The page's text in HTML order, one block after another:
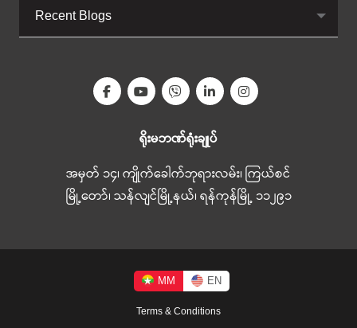
Recent Blogs
ရိုးမဘဏ်ရုံးချုပ်
အမှတ် ၁၄၊ ကျိုက်ခေါက်ဘုရားလမ်း၊ ကြယ်စင်
မြို့တော်၊ သန်လျင်မြို့နယ်၊ ရန်ကုန်မြို့ ၁၁၂၉၁
Terms & Conditions
MM EN